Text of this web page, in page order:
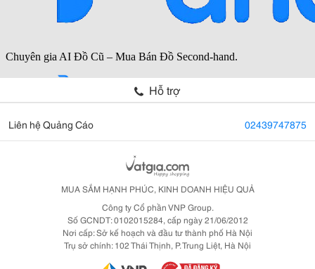
Hỗ trợ
Liên hệ Quảng Cáo 02439747875
MUA SẮM HẠNH PHÚC, KINH DOANH HIỆU QUẢ
Công ty Cổ phần VNP Group.
Số GCNDT: 0102015284, cấp ngày 21/06/2012
Nơi cấp: Sở kế hoạch và đầu tư thành phố Hà Nội
Trụ sở chính: 102 Thái Thịnh, P. Trung Liệt, Hà Nội